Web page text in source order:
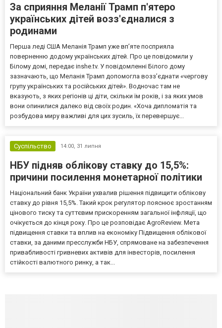
За сприяння Меланії Трамп п'ятеро
українських дітей возз'єдналися з
родинами
Перша леді США Меланія Трамп уже впʼяте посприяла
поверненню додому українських дітей. Про це повідомили у
Білому домі, передає inshe.tv. У повідомленні Білого дому
зазначають, що Меланія Трамп допомогла возз’єднати «чергову
групу українських та російських дітей». Водночас там не
вказують, з яких регіонів ці діти, скільки їм років, і за яких умов
вони опинилися далеко від своїх родин. «Хоча дипломатія та
розбудова миру важливі для цих зусиль, їх перевершує...
Суспільство 14:00, 31 липня
НБУ підняв облікову ставку до 15,5%:
причини посилення монетарної політики
Національний банк України ухвалив рішення підвищити облікову
ставку до рівня 15,5%. Такий крок регулятор пояснює зростанням
цінового тиску та суттєвим прискоренням загальної інфляції, що
очікується до кінця року. Про це розповідає AgroReview. Мета
підвищення ставки та вплив на економіку Підвищення облікової
ставки, за даними пресслужби НБУ, спрямоване на забезпечення
привабливості гривневих активів для інвесторів, посилення
стійкості валютного ринку, а так...